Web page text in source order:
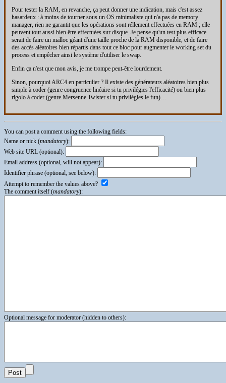
Pour tester la RAM, en revanche, ça peut donner une indication, mais c'est assez
hasardeux : à moins de tourner sous un OS minimaliste qui n'a pas de memory
manager, rien ne garantit que les opérations sont réllement effectuées en RAM ; elle
peuvent tout aussi bien être effectuées sur disque. Je pense qu'un test plus efficace
serait de faire un malloc géant d'une taille proche de la RAM disponible, et de faire
des accès aléatoires bien répartis dans tout ce bloc pour augmenter le working set du
process et empêcher ainsi le système d'utiliser le swap.
Enfin ça n'est que mon avis, je me trompe peut-être lourdement.
Sinon, pourquoi ARC4 en particulier ? Il existe des générateurs aléatoires bien plus
simple à coder (genre congruence linéaire si tu privilégies l'efficacité) ou bien plus
rigolo à coder (genre Mersenne Twister si tu privilégies le fun)…
You can post a comment using the following fields:
Name or nick (mandatory):
Web site URL (optional):
Email address (optional, will not appear):
Identifier phrase (optional, see below):
Attempt to remember the values above?
The comment itself (mandatory):
Optional message for moderator (hidden to others):